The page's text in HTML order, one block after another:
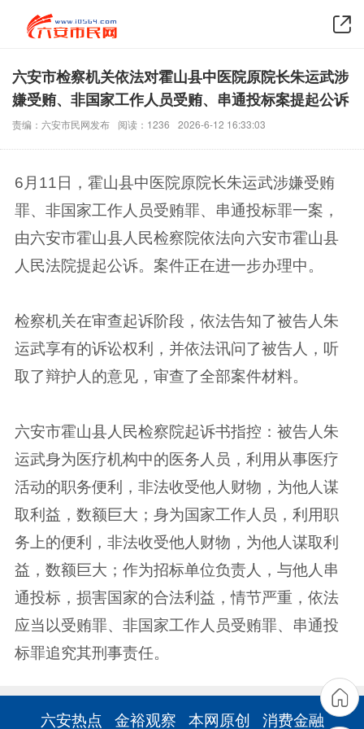
六安市检察机关依法对霍山县中医院原院长朱运武涉
嫌受贿、非国家工作人员受贿、串通投标案提起公诉
责编：六安市民网发布 阅读：1236 2026-6-12 16:33:03
6月11日，霍山县中医院原院长朱运武涉嫌受贿
罪、非国家工作人员受贿罪、串通投标罪一案，
由六安市霍山县人民检察院依法向六安市霍山县
人民法院提起公诉。案件正在进一步办理中。
检察机关在审查起诉阶段，依法告知了被告人朱
运武享有的诉讼权利，并依法讯问了被告人，听
取了辩护人的意见，审查了全部案件材料。
六安市霍山县人民检察院起诉书指控：被告人朱
运武身为医疗机构中的医务人员，利用从事医疗
活动的职务便利，非法收受他人财物，为他人谋
取利益，数额巨大；身为国家工作人员，利用职
务上的便利，非法收受他人财物，为他人谋取利
益，数额巨大；作为招标单位负责人，与他人串
通投标，损害国家的合法利益，情节严重，依法
应当以受贿罪、非国家工作人员受贿罪、串通投
标罪追究其刑事责任。
六安热点 金裕观察 本网原创 消费金融